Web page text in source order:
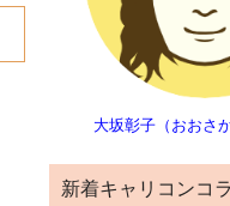
大坂彰子（おおさ
新着キャリコンコ